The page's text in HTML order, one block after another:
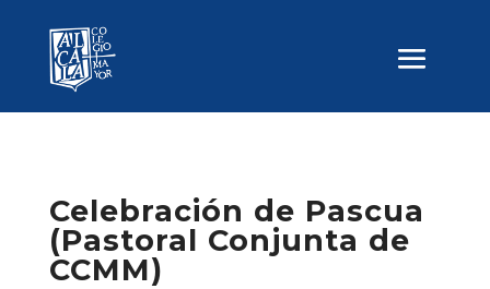
Celebración de Pascua
(Pastoral Conjunta de
CCMM)